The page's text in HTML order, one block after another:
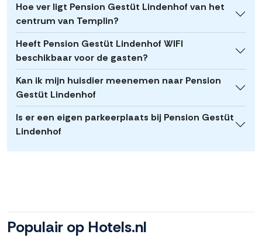
Hoe ver ligt Pension Gestüt Lindenhof van het
centrum van Templin?
Heeft Pension Gestüt Lindenhof WIFI
beschikbaar voor de gasten?
Kan ik mijn huisdier meenemen naar Pension
Gestüt Lindenhof
Is er een eigen parkeerplaats bij Pension Gestüt
Lindenhof
Populair op Hotels.nl